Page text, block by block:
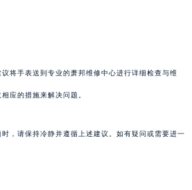
将手表送到专业的萧邦维修中心进行详细检查与维
应的措施来解决问题。
，请保持冷静并遵循上述建议。如有疑问或需要进一